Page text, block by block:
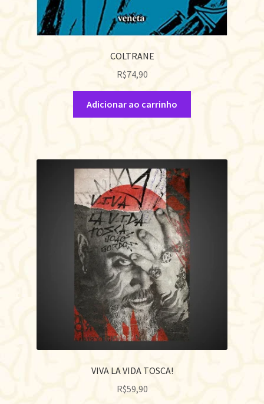
COLTRANE
R$74,90
Adicionar ao carrinho
VIVA LA VIDA TOSCA!
R$59,90